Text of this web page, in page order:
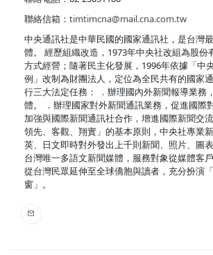
聯絡信箱： timtimcna@mail.cna.com.tw
中央通訊社是中華民國的國家通訊社，是台灣
體。 經歷組織改造，1973年中央社改組為股份
方式經營；隨著民主化發展，1996年依據「中
例」改制為財團法人，定位為全民共有的國家
行三大法定任務： ．辦理國內外新聞報導業務
體。 ．辦理國家對外新聞通訊業務，促進國際
加強與國際新聞通訊社合作，增進國際新聞交流
領先、客觀、翔實」的基本原則，中央社專業新
英、日文即時對外發出上千則新聞、照片、圖
台灣唯一多語文新聞媒體，服務對象從媒體客
從台灣民眾延伸至全球僑胞與讀者，充分扮演
窗」。